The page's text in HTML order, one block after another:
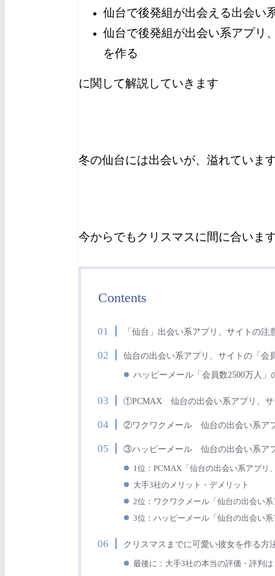
仙台で後発組が出会える出会い
仙台で後発組が出会い系アプリ
を作る
に関して解説していきます
冬の仙台には出会いが、溢れていま
今からでもクリスマスに間に合いま
Contents
「仙台」出会い系アプリ、サイトの注
仙台の出会い系アプリ、サイトの「会
ハッピーメール「会員数2500万人」
①PCMAX 仙台の出会い系アプリ、
②ワクワクメール 仙台の出会い系ア
③ハッピーメール 仙台の出会い系ア
1位：PCMAX 「仙台の出会い系アプ
大手3社のメリット・デメリット
2位：ワクワクメール 「仙台の出会い
3位：ハッピーメール 「仙台の出会い
クリスマスまでに可愛い彼女を作る方
最後に：大手3社の本当の評価・評判は